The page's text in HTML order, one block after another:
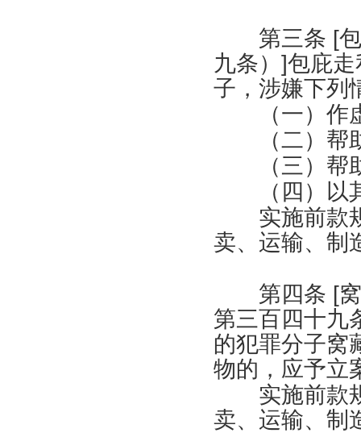
第三条 [
九条） ]包庇
子，涉嫌下列
（一）作虚
（二）帮助
（三）帮助
（四）以其
实施前款规
卖、运输、制
第四条 [
第三百四十九
的犯罪分子窝
物的，应予立
实施前款规
卖、运输、制